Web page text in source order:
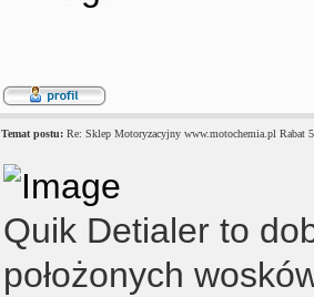
Temat postu: Re: Sklep Motoryzacyjny www.motochemia.pl Rabat
Quik Detialer to
położonych